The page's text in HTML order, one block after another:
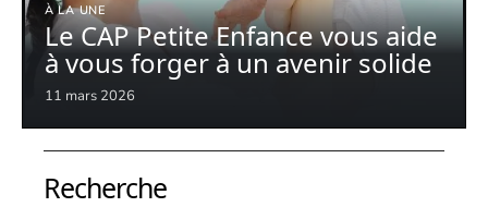
À LA UNE
Le CAP Petite Enfance vous aide
à vous forger à un avenir solide
11 mars 2026
Recherche